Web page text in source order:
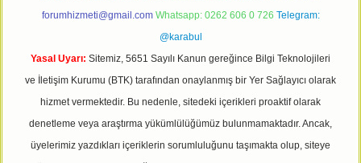
forumhizmeti@gmail.com Whatsapp: 0262 606 0 726 Telegram:
@karabul
Yasal Uyarı: Sitemiz, 5651 Sayılı Kanun gereğince Bilgi Teknolojileri
ve İletişim Kurumu (BTK) tarafından onaylanmış bir Yer Sağlayıcı olarak
hizmet vermektedir. Bu nedenle, sitedeki içerikleri proaktif olarak
denetleme veya araştırma yükümlülüğümüz bulunmamaktadır. Ancak,
üyelerimiz yazdıkları içeriklerin sorumluluğunu taşımakta olup, siteye